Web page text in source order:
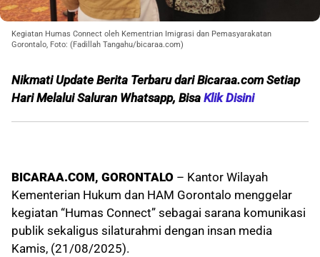
Kegiatan Humas Connect oleh Kementrian Imigrasi dan Pemasyarakatan
Gorontalo, Foto: (Fadillah Tangahu/bicaraa.com)
Nikmati Update Berita Terbaru dari Bicaraa.com Setiap
Hari Melalui Saluran Whatsapp, Bisa Klik Disini
BICARAA.COM, GORONTALO – Kantor Wilayah
Kementerian Hukum dan HAM Gorontalo menggelar
kegiatan “Humas Connect” sebagai sarana komunikasi
publik sekaligus silaturahmi dengan insan media
Kamis, (21/08/2025).